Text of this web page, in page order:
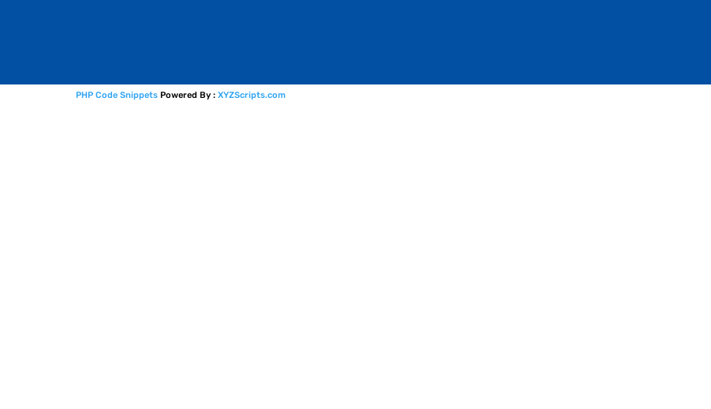
PHP Code Snippets Powered By : XYZScripts.com